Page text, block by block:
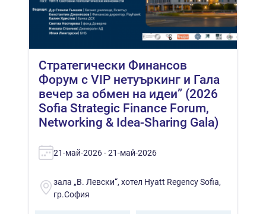
Стратегически Финансов
Форум с VIP нетуъркинг и Гала
вечер за обмен на идеи” (2026
Sofia Strategic Finance Forum,
Networking & Idea-Sharing Gala)
21-май-2026 - 21-май-2026
зала „В. Левски“, хотел Hyatt Regency Sofia,
гр.София